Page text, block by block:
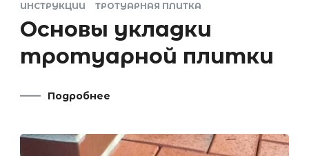
ИНСТРУКЦИИ ТРОТУАРНАЯ ПЛИТКА
Основы укладки
тротуарной плитки
Подробнее